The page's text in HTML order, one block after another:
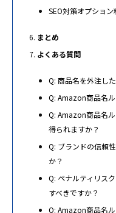
SEO対策オプション
まとめ
よくある質問
Q: 商品名を外注し
Q: Amazon商品名
Q: Amazon商品名
得られますか？
Q: ブランドの信頼
か？
Q: ペナルティリス
すべきですか？
Q: Amazon商品名